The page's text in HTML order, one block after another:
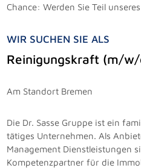
Chance: Werden Sie Teil
WIR SUCHEN SIE ALS
Reinigungskraft (m/
Am Standort Bremen
Die Dr. Sasse Gruppe ist ein
tätiges Unternehmen. Als
Management Dienstleistungen
Kompetenzpartner für die